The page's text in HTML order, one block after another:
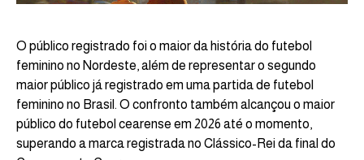
O público registrado foi o maior da história do futebol
feminino no Nordeste, além de representar o segundo
maior público já registrado em uma partida de futebol
feminino no Brasil. O confronto também alcançou o maior
público do futebol cearense em 2026 até o momento,
superando a marca registrada no Clássico-Rei da final do